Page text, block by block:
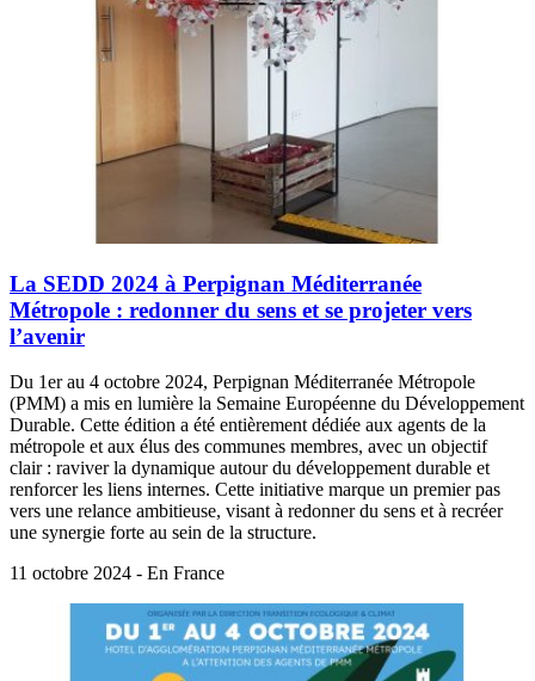
La SEDD 2024 à Perpignan Méditerranée
Métropole : redonner du sens et se projeter vers
l’avenir
Du 1er au 4 octobre 2024, Perpignan Méditerranée Métropole
(PMM) a mis en lumière la Semaine Européenne du Développement
Durable. Cette édition a été entièrement dédiée aux agents de la
métropole et aux élus des communes membres, avec un objectif
clair : raviver la dynamique autour du développement durable et
renforcer les liens internes. Cette initiative marque un premier pas
vers une relance ambitieuse, visant à redonner du sens et à recréer
une synergie forte au sein de la structure.
11 octobre 2024 - En France